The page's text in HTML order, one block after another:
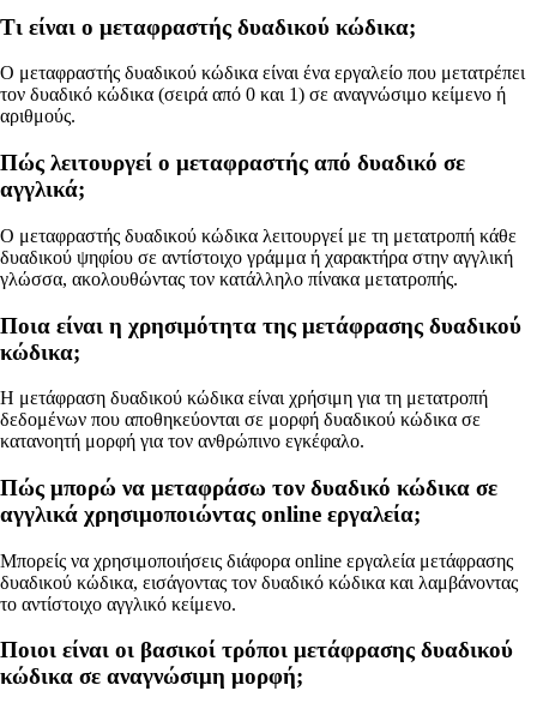
Τι είναι ο μεταφραστής δυαδικού κώδικα;
Ο μεταφραστής δυαδικού κώδικα είναι ένα εργαλείο που μετατρέπει
τον δυαδικό κώδικα (σειρά από 0 και 1) σε αναγνώσιμο κείμενο ή
αριθμούς.
Πώς λειτουργεί ο μεταφραστής από δυαδικό σε
αγγλικά;
Ο μεταφραστής δυαδικού κώδικα λειτουργεί με τη μετατροπή κάθε
δυαδικού ψηφίου σε αντίστοιχο γράμμα ή χαρακτήρα στην αγγλική
γλώσσα, ακολουθώντας τον κατάλληλο πίνακα μετατροπής.
Ποια είναι η χρησιμότητα της μετάφρασης δυαδικού
κώδικα;
Η μετάφραση δυαδικού κώδικα είναι χρήσιμη για τη μετατροπή
δεδομένων που αποθηκεύονται σε μορφή δυαδικού κώδικα σε
κατανοητή μορφή για τον ανθρώπινο εγκέφαλο.
Πώς μπορώ να μεταφράσω τον δυαδικό κώδικα σε
αγγλικά χρησιμοποιώντας online εργαλεία;
Μπορείς να χρησιμοποιήσεις διάφορα online εργαλεία μετάφρασης
δυαδικού κώδικα, εισάγοντας τον δυαδικό κώδικα και λαμβάνοντας
το αντίστοιχο αγγλικό κείμενο.
Ποιοι είναι οι βασικοί τρόποι μετάφρασης δυαδικού
κώδικα σε αναγνώσιμη μορφή;